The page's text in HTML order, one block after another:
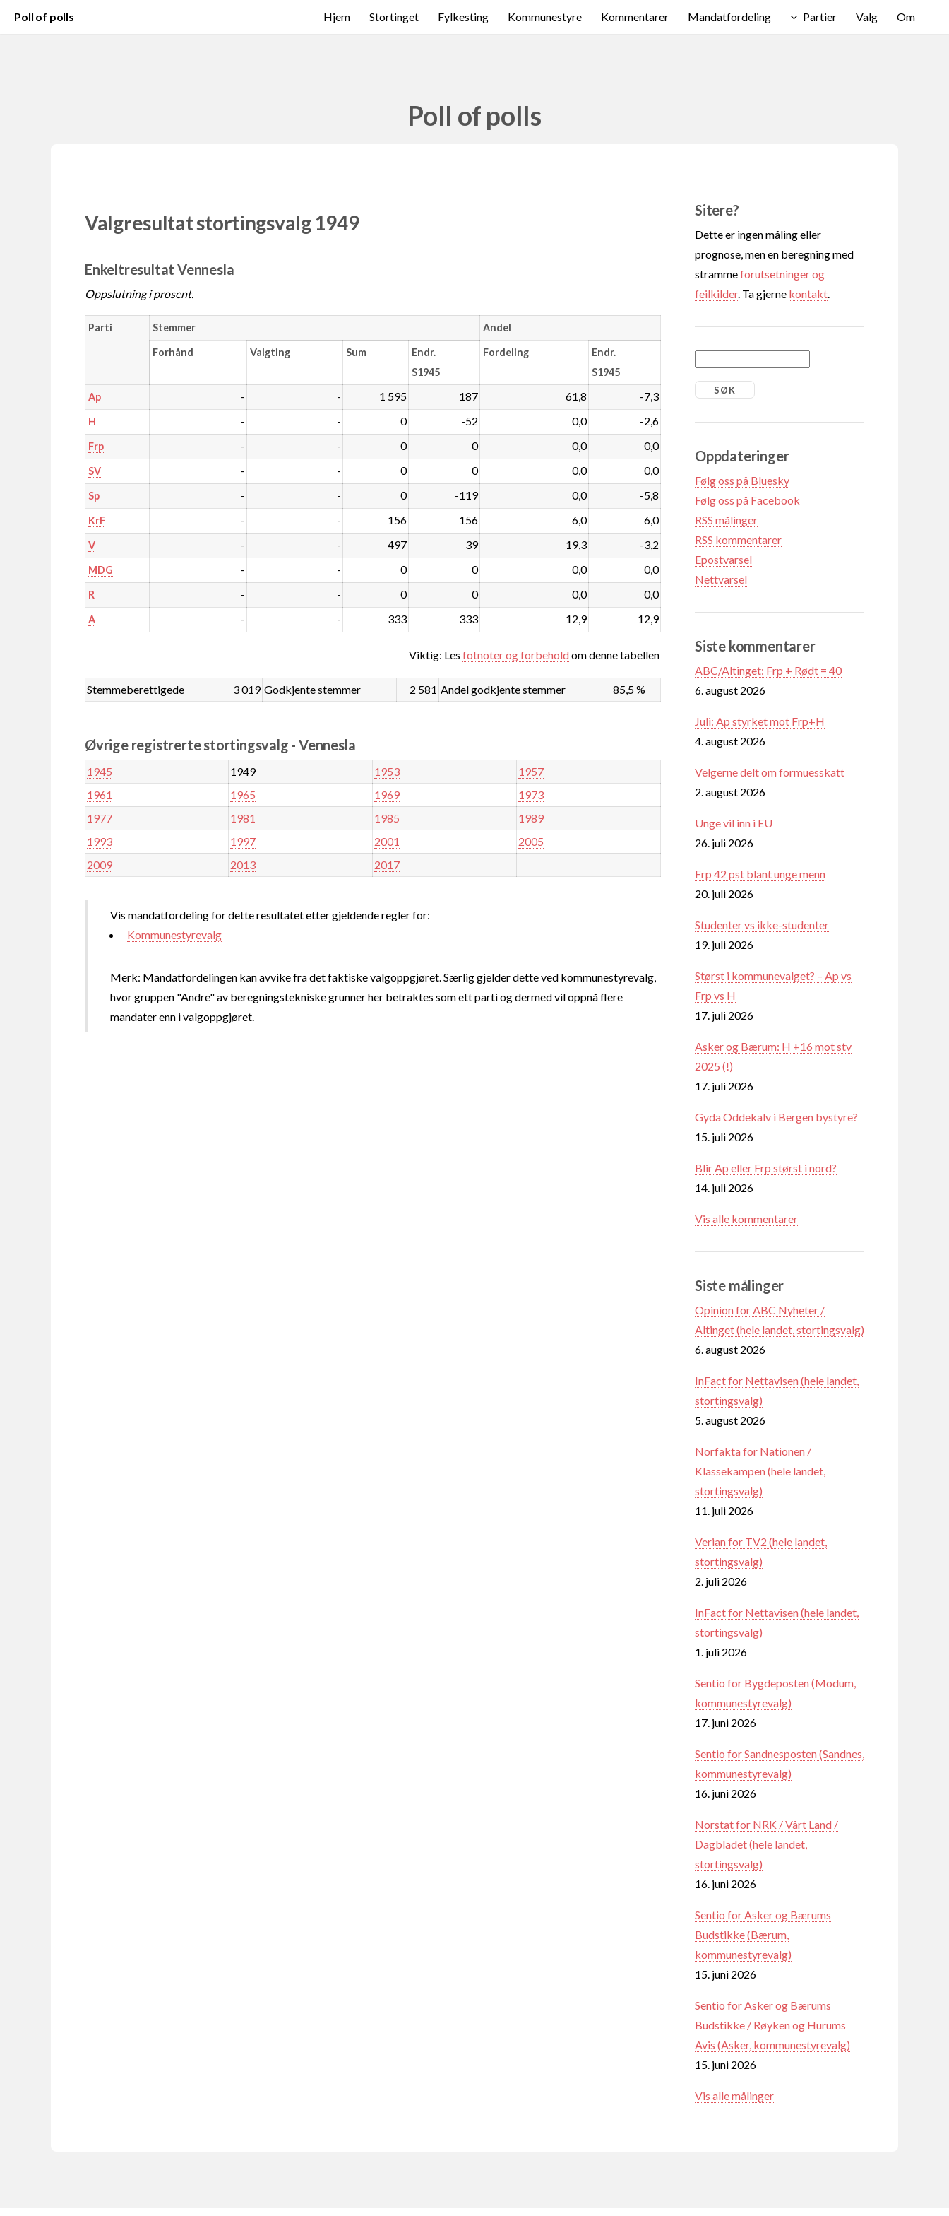
Poll of polls Hjem Stortinget Fylkesting Kommunestyre Kommentarer Mandatfordeling Partier Valg Om
Poll of polls
Valgresultat stortingsvalg 1949
Enkeltresultat Vennesla
Oppslutning i prosent.
Parti Stemmer Andel
Forhånd Valgting Sum
Endr.
S1945
Fordeling
Endr.
S1945
Ap - - 1 595 187 61,8 -7,3
H - - 0 -52 0,0 -2,6
Frp - - 0 0 0,0 0,0
SV - - 0 0 0,0 0,0
Sp - - 0 -119 0,0 -5,8
KrF - - 156 156 6,0 6,0
V - - 497 39 19,3 -3,2
MDG - - 0 0 0,0 0,0
R - - 0 0 0,0 0,0
A - - 333 333 12,9 12,9
Viktig: Les fotnoter og forbeholdom denne tabellen
Stemmeberettigede 3 019 Godkjente stemmer 2 581 Andel godkjente stemmer 85,5 %
Øvrige registrerte stortingsvalg - Vennesla
1945 1949 1953
1957
1961
1965 1969
1973
1977
1981 1985
1989
1993
1997 2001
2005
2009
2013 2017
Vis mandatfordeling for dette resultatet etter gjeldende regler for:
Kommunestyrevalg
Merk: Mandatfordelingen kan avvike fra det faktiske valgoppgjøret. Særlig gjelder dette ved kommunestyrevalg,
hvor gruppen "Andre" av beregningstekniske grunner her betraktes som ett parti og dermed vil oppnå flere
mandater enn i valgoppgjøret.
Sitere?
Dette er ingen måling eller
prognose, men en beregning med
strammeforutsetninger og
feilkilder. Ta gjerne kontakt
Oppdateringer
Følg oss på Bluesky
Følg oss på Facebook
RSS målinger
RSS kommentarer
Epostvarsel
Nettvarsel
Siste kommentarer
ABC/Altinget: Frp + Rødt = 40
6. august 2026
Juli: Ap styrket mot Frp+H
4. august 2026
Velgerne delt om formuesskatt
2. august 2026
Unge vil inn i EU
26. juli 2026
Frp 42 pst blant unge menn
20. juli 2026
Studenter vs ikke-studenter
19. juli 2026
Størst i kommunevalget? – Ap vs
Frp vs H
17. juli 2026
Asker og Bærum: H +16 mot stv
2025 (!)
17. juli 2026
Gyda Oddekalv i Bergen bystyre?
15. juli 2026
Blir Ap eller Frp størst i nord?
14. juli 2026
Vis alle kommentarer
Siste målinger
Opinion for ABC Nyheter /
Altinget (hele landet, stortingsvalg)
6. august 2026
InFact for Nettavisen (hele landet,
stortingsvalg)
5. august 2026
Norfakta for Nationen /
Klassekampen (hele landet,
stortingsvalg)
11. juli 2026
Verian for TV2 (hele landet,
stortingsvalg)
2. juli 2026
InFact for Nettavisen (hele landet,
stortingsvalg)
1. juli 2026
Sentio for Bygdeposten (Modum,
kommunestyrevalg)
17. juni 2026
Sentio for Sandnesposten (Sandnes,
kommunestyrevalg)
16. juni 2026
Norstat for NRK / Vårt Land /
Dagbladet (hele landet,
stortingsvalg)
16. juni 2026
Sentio for Asker og Bærums
Budstikke (Bærum,
kommunestyrevalg)
15. juni 2026
Sentio for Asker og Bærums
Budstikke / Røyken og Hurums
Avis (Asker, kommunestyrevalg)
15. juni 2026
Vis alle målinger